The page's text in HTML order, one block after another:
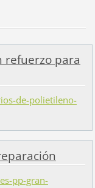
refuerzo para
de-polietileno-
pp-gran-